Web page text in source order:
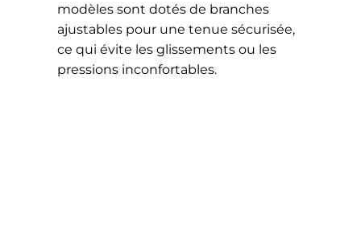
modèles sont dotés de branches
ajustables pour une tenue sécurisée,
ce qui évite les glissements ou les
pressions inconfortables.